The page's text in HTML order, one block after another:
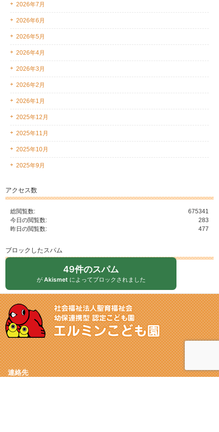
2026年7月
2026年6月
2026年5月
2026年4月
2026年3月
2026年2月
2026年1月
2025年12月
2025年11月
2025年10月
2025年9月
アクセス数
675341
総閲覧数:
283
今日の閲覧数:
477
昨日の閲覧数:
ブロックしたスパム
49件のスパム
が Akismet によってブロックされました
連絡先